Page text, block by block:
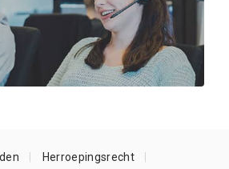
Herroepingsrecht